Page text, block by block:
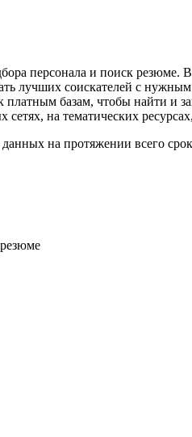
персонала и поиск резюме.
лучших соискателей с
к платным базам, чтобы
на тематических
на протяжении всего